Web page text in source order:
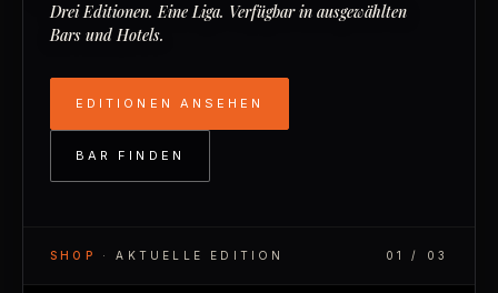
Drei Editionen. Eine Liga. Verfügbar in ausgewählten
Bars und Hotels.
EDITIONEN ANSEHEN
BAR FINDEN
SHOP · AKTUELLE EDITION 01 / 03